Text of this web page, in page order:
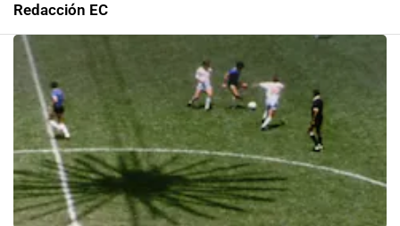
Redacción EC